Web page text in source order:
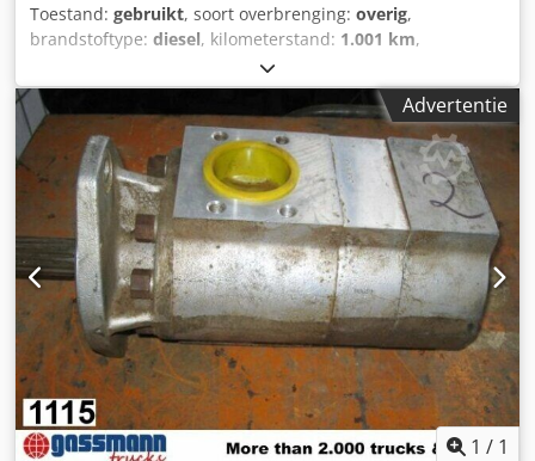
Toestand: gebruikt, soort overbrenging: overig,
brandstoftype: diesel, kilometerstand: 1.001 km,
, Voertuiglocatie: Bovenden,
Cjdpfx Asi Rpcioi Serf Opbouw: Hydraulische pomp
GEBRUIKT Nr.: 2737J4457. ACCESSOIRE-INFORMATIE
ZONDER GARANTIE, wijzigingen, tussentijdse verkoop en
fouten voorbehouden!
Advertentie
1 / 1